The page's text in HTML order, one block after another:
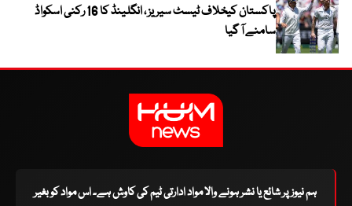
پاکستان کیخلاف ٹیسٹ سیریز ، انگلینڈ کا 16 رکنی اسکواڈ
سامنے آ گیا
ہم نیوز پر شائع یا نشر ہونے والا مواد ادارتی ٹیم کی کاوش ہے۔ اس مواد کو بغیر